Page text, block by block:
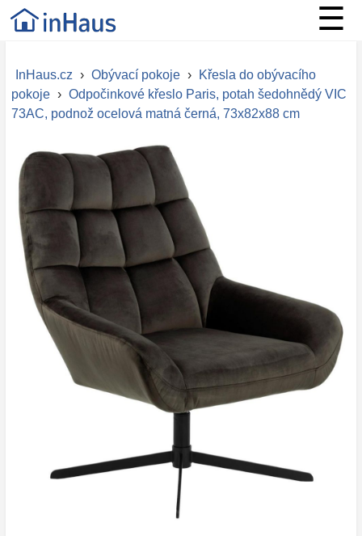
☰
InHaus.cz › Obývací pokoje ›
Křesla do obývacího
pokoje › Odpočinkové křeslo Paris, potah šedohnědý VIC
73AC, podnož ocelová matná černá, 73x82x88 cm